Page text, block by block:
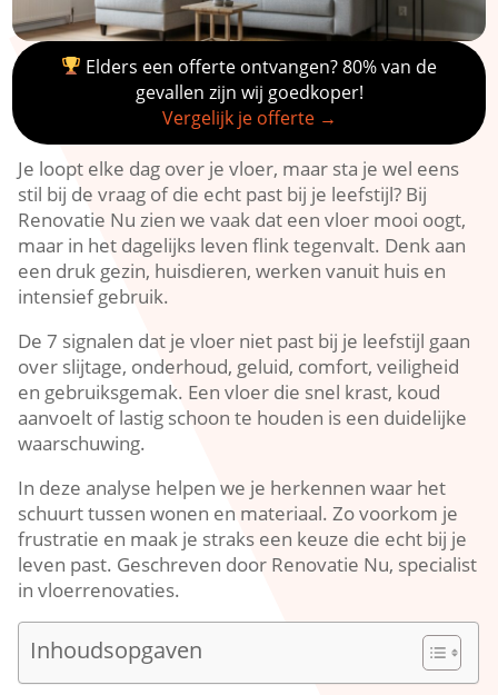
Elders een offerte ontvangen? 80% van de
gevallen zijn wij goedkoper!
Vergelijk je offerte →
Je loopt elke dag over je vloer, maar sta je wel eens
stil bij de vraag of die echt past bij je leefstijl? Bij
Renovatie Nu zien we vaak dat een vloer mooi oogt,
maar in het dagelijks leven flink tegenvalt.​ Denk aan
een druk gezin, huisdieren, werken vanuit huis en
intensief gebruik.​
De 7 signalen dat je vloer niet past bij je leefstijl gaan
over slijtage, onderhoud, geluid, comfort, veiligheid
en gebruiksgemak.​ Een vloer die snel krast, koud
aanvoelt of lastig schoon te houden is een duidelijke
waarschuwing.​
In deze analyse helpen we je herkennen waar het
schuurt tussen wonen en materiaal.​ Zo voorkom je
frustratie en maak je straks een keuze die echt bij je
leven past.​ Geschreven door Renovatie Nu, specialist
in vloerrenovaties.​
Inhoudsopgaven